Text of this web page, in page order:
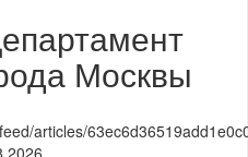
Москвы